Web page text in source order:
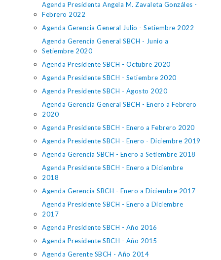
Agenda Presidenta Angela M. Zavaleta Gonzáles -
Febrero 2022
Agenda Gerencia General Julio - Setiembre 2022
Agenda Gerencia General SBCH - Junio a
Setiembre 2020
Agenda Presidente SBCH - Octubre 2020
Agenda Presidente SBCH - Setiembre 2020
Agenda Presidente SBCH - Agosto 2020
Agenda Gerencia General SBCH - Enero a Febrero
2020
Agenda Presidente SBCH - Enero a Febrero 2020
Agenda Presidente SBCH - Enero - Diciembre 2019
Agenda Gerencia SBCH - Enero a Setiembre 2018
Agenda Presidente SBCH - Enero a Diciembre
2018
Agenda Gerencia SBCH - Enero a Diciembre 2017
Agenda Presidente SBCH - Enero a Diciembre
2017
Agenda Presidente SBCH - Año 2016
Agenda Presidente SBCH - Año 2015
Agenda Gerente SBCH - Año 2014